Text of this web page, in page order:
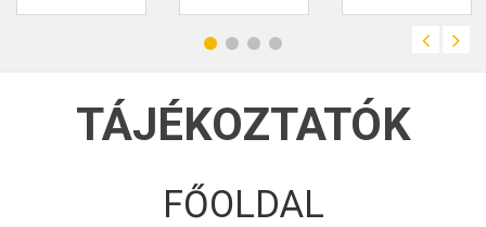
felüliek aránya az
évtizedekben –
erőteljesebben fog
növekedni. 2050-re
Magyarország
népességének közel
TÁJÉKOZTATÓK
FŐOLDAL